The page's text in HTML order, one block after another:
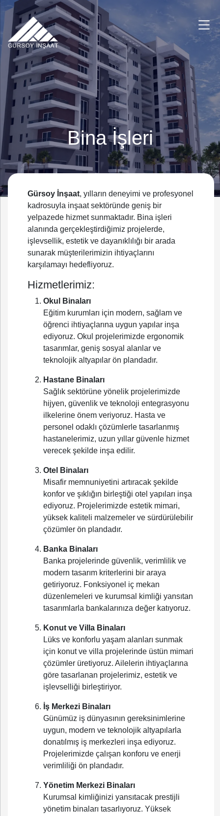
Bina İşleri
Gürsoy İnşaat, yılların deneyimi ve profesyonel
kadrosuyla inşaat sektöründe geniş bir
yelpazede hizmet sunmaktadır. Bina işleri
alanında gerçekleştirdiğimiz projelerde,
işlevsellik, estetik ve dayanıklılığı bir arada
sunarak müşterilerimizin ihtiyaçlarını
karşılamayı hedefliyoruz.
Hizmetlerimiz:
Okul Binaları
Eğitim kurumları için modern, sağlam ve
öğrenci ihtiyaçlarına uygun yapılar inşa
ediyoruz. Okul projelerimizde ergonomik
tasarımlar, geniş sosyal alanlar ve
teknolojik altyapılar ön plandadır.
Hastane Binaları
Sağlık sektörüne yönelik projelerimizde
hijyen, güvenlik ve teknoloji entegrasyonu
ilkelerine önem veriyoruz. Hasta ve
personel odaklı çözümlerle tasarlanmış
hastanelerimiz, uzun yıllar güvenle hizmet
verecek şekilde inşa edilir.
Otel Binaları
Misafir memnuniyetini artıracak şekilde
konfor ve şıklığın birleştiği otel yapıları inşa
ediyoruz. Projelerimizde estetik mimari,
yüksek kaliteli malzemeler ve sürdürülebilir
çözümler ön plandadır.
Banka Binaları
Banka projelerinde güvenlik, verimlilik ve
modern tasarım kriterlerini bir araya
getiriyoruz. Fonksiyonel iç mekan
düzenlemeleri ve kurumsal kimliği yansıtan
tasarımlarla bankalarınıza değer katıyoruz.
Konut ve Villa Binaları
Lüks ve konforlu yaşam alanları sunmak
için konut ve villa projelerinde üstün mimari
çözümler üretiyoruz. Ailelerin ihtiyaçlarına
göre tasarlanan projelerimiz, estetik ve
işlevselliği birleştiriyor.
İş Merkezi Binaları
Günümüz iş dünyasının gereksinimlerine
uygun, modern ve teknolojik altyapılarla
donatılmış iş merkezleri inşa ediyoruz.
Projelerimizde çalışan konforu ve enerji
verimliliği ön plandadır.
Yönetim Merkezi Binaları
Kurumsal kimliğinizi yansıtacak prestijli
yönetim binaları tasarlıyoruz. Yüksek